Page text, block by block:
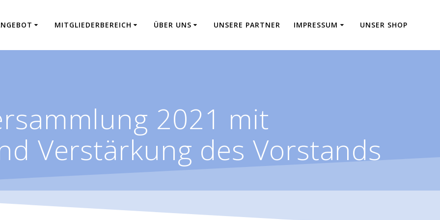
MITGLIEDERBEREICH ÜBER UNS UNSERE PARTNER IMPRESSUM UNSER SHOP
2021 mit
Verstärkung des Vorstands